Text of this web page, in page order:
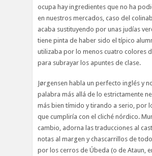
ocupa hay ingredientes que no ha
en nuestros mercados, caso del
acaba sustituyendo por unas judías
tiene pinta de haber sido el típico
utilizaba por lo menos cuatro colores
para subrayar los apuntes de clase.
Jørgensen habla un perfecto inglés y
palabra más allá de lo estrictamente
más bien tímido y tirando a serio, por
que cumpliría con el cliché nórdico.
cambio, adorna las traducciones al
notas al margen y chascarrillos de
por los cerros de Úbeda (o de Ataun,